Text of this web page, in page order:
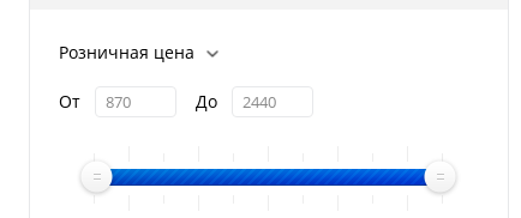
Розничная цена
От До